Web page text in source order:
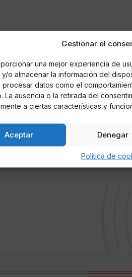
Gestionar el
una mejor experiencia de
o almacenar la información del
procesar datos como el
La ausencia o la retirada del
a ciertas características y
Aceptar Denegar
Política de
que está dotado el
como especialista en Artes
en la votación desde el
votos). En segundo lugar
ha recibido 1.206 votos
seguido en el cuarto
y deMálaga, flor y Feria,